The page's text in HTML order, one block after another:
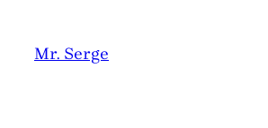
saturu
Mr. Serge